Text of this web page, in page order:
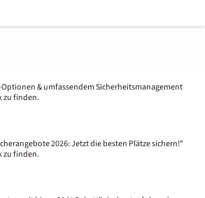
& umfassendem Sicherheitsmanagement
zu finden.
2026: Jetzt die besten Plätze sichern!"
zu finden.